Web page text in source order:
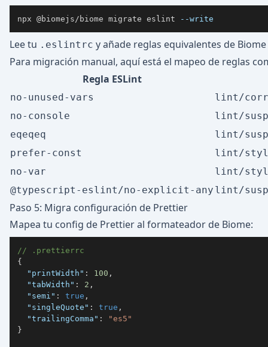
npx @biomejs/biome migrate eslint --write
Lee tu .eslintrc y añade reglas equivalentes de
Para migración manual, aquí está el mapeo de reglas
Regla ESLint
no-unused-vars
lint/
no-console
lint/
eqeqeq
lint/
prefer-const
lint/
no-var
lint/
@typescript-eslint/no-explicit-any lint/
Paso 5: Migra configuración de Prettier
Mapea tu config de Prettier al formateador de Biome:
// .prettierrc
{
"printWidth" : 100 ,
"tabWidth" : 2 ,
"semi" : true ,
"singleQuote" : true ,
"trailingComma" :
"es5"
}